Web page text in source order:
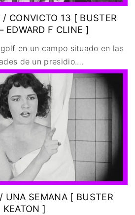
/ CONVICTO 13 [ BUSTER
EDWARD F CLINE ]
en un campo situado en las
de un presidio.…
UNA SEMANA [ BUSTER
KEATON ]